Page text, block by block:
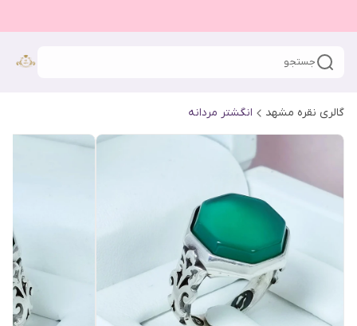
جستجو
گالری نقره مشهد انگشتر مردانه